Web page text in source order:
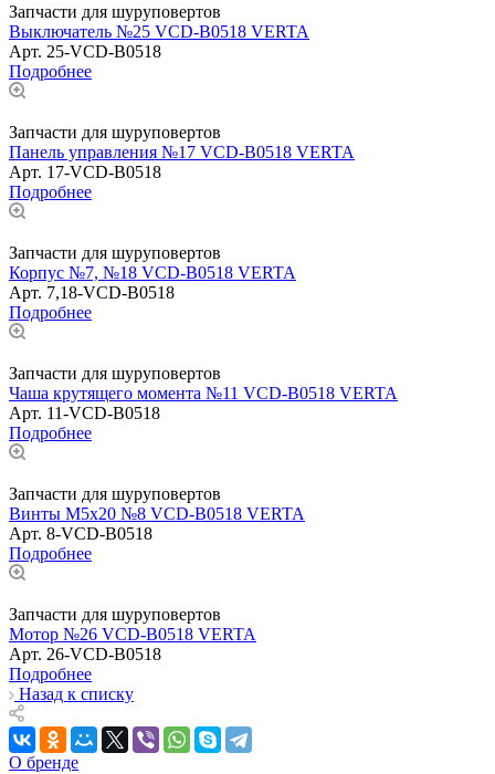
Запчасти для шуруповертов
Выключатель №25 VCD-B0518 VERTA
Арт. 25-VCD-B0518
Подробнее
Запчасти для шуруповертов
Панель управления №17 VCD-B0518 VERTA
Арт. 17-VCD-B0518
Подробнее
Запчасти для шуруповертов
Корпус №7, №18 VCD-B0518 VERTA
Арт. 7,18-VCD-B0518
Подробнее
Запчасти для шуруповертов
Чаша крутящего момента №11 VCD-B0518 VERTA
Арт. 11-VCD-B0518
Подробнее
Запчасти для шуруповертов
Винты M5х20 №8 VCD-B0518 VERTA
Арт. 8-VCD-B0518
Подробнее
Запчасти для шуруповертов
Мотор №26 VCD-B0518 VERTA
Арт. 26-VCD-B0518
Подробнее
Назад к списку
О бренде